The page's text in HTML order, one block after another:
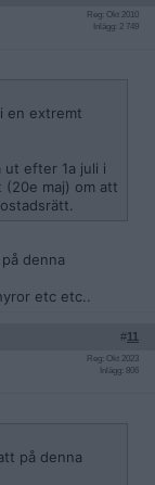
Reg: Okt 2010
Inlägg: 2 749
en extremt
ut efter 1a juli i
(20e maj) om att
denna
etc etc..
#11
Reg: Okt 2023
Inlägg: 806
på denna